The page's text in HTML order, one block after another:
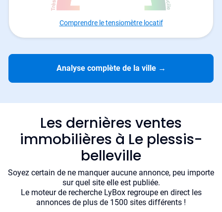
Comprendre le tensiomètre locatif
Analyse complète de la ville →
Les dernières ventes
immobilières à Le plessis-
belleville
Soyez certain de ne manquer aucune annonce, peu importe
sur quel site elle est publiée.
Le moteur de recherche LyBox regroupe en direct les
annonces de plus de 1500 sites différents !